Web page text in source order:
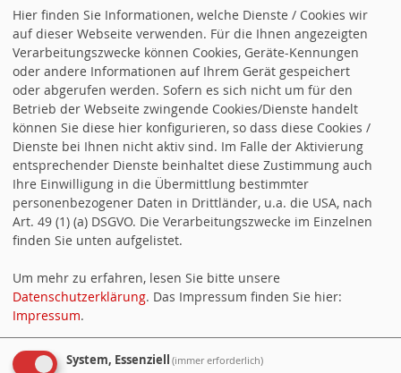
«SPD Schramberg blickt auf das zurückliegende
Geschäftsjahr zurück – Geschlossenheit im
Landtagswahlkampf
Ja zur Windenergie
Wetter-Online
Alternative Formate
Newsticker (RSS)
Termine (Atom + Gdata)
Termine (iCalendar)
Termine (vCalendar)
Hier finden Sie Informationen, welche Dienste / Cookies wir
auf dieser Webseite verwenden. Für die Ihnen angezeigten
Verarbeitungszwecke können Cookies, Geräte-Kennungen
oder andere Informationen auf Ihrem Gerät gespeichert
oder abgerufen werden. Sofern es sich nicht um für den
Betrieb der Webseite zwingende Cookies/Dienste handelt
können Sie diese hier konfigurieren, so dass diese Cookies /
Dienste bei Ihnen nicht aktiv sind. Im Falle der Aktivierung
entsprechender Dienste beinhaltet diese Zustimmung auch
Ihre Einwilligung in die Übermittlung bestimmter
personenbezogener Daten in Drittländer, u.a. die USA, nach
Art. 49 (1) (a) DSGVO. Die Verarbeitungszwecke im Einzelnen
finden Sie unten aufgelistet.
Um mehr zu erfahren, lesen Sie bitte unsere
Datenschutzerklärung. Das Impressum finden Sie hier:
Impressum.
System, Essenziell (immer erforderlich)